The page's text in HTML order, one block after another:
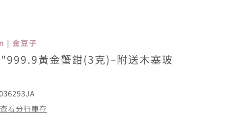
| 金豆子
黃金蟹鉗(3克)–附送木塞玻
查看分行庫存